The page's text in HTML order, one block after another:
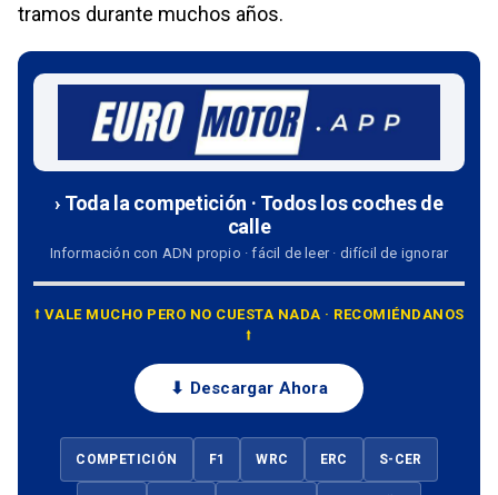
tramos durante muchos años.
› Toda la competición · Todos los coches de
calle
Información con ADN propio · fácil de leer · difícil de ignorar
⭡ VALE MUCHO PERO NO CUESTA NADA · RECOMIÉNDANOS
⭡
⬇ Descargar Ahora
COMPETICIÓN F1 WRC ERC S-CER